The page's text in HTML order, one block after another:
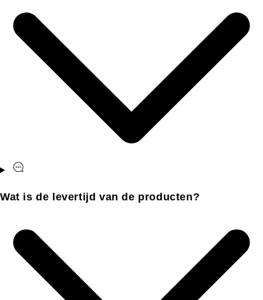
Wat is de levertijd van de producten?